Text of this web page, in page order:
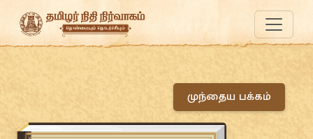
முந்தைய பக்கம்